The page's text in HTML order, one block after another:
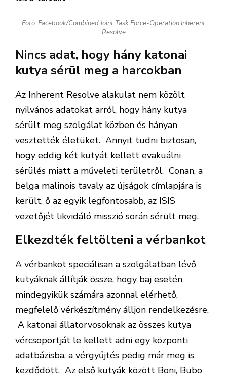
Fotó: Facebook/Combined Joint Task Force-Operation Inherent
Resolve
Nincs adat, hogy hány katonai
kutya sérül meg a harcokban
Az Inherent Resolve alakulat nem közölt
nyilvános adatokat arról, hogy hány kutya
sérült meg szolgálat közben és hányan
vesztették életüket. Annyit tudni biztosan,
hogy eddig két kutyát kellett evakuálni
sérülés miatt a műveleti területről. Conan, a
belga malinois tavaly az újságok címlapjára is
került, ő az egyik legfontosabb, az ISIS
vezetőjét likvidáló misszió során sérült meg.
Elkezdték feltölteni a vérbankot
A vérbankot speciálisan a szolgálatban lévő
kutyáknak állítják össze, hogy baj esetén
mindegyikük számára azonnal elérhető,
megfelelő vérkészítmény álljon rendelkezésre.
A katonai állatorvosoknak az összes kutya
vércsoportját le kellett adni egy központi
adatbázisba, a vérgyűjtés pedig már meg is
kezdődött. Az első kutyák között Boni, Bubo